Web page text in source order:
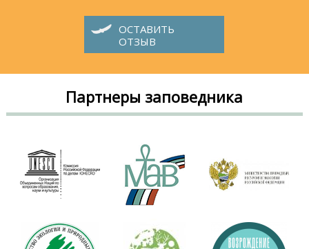
ОСТАВИТЬ
ОТЗЫВ
Партнеры заповедника